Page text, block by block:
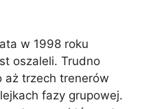
w 1998 roku
oszaleli. Trudno
aż trzech trenerów
fazy grupowej.